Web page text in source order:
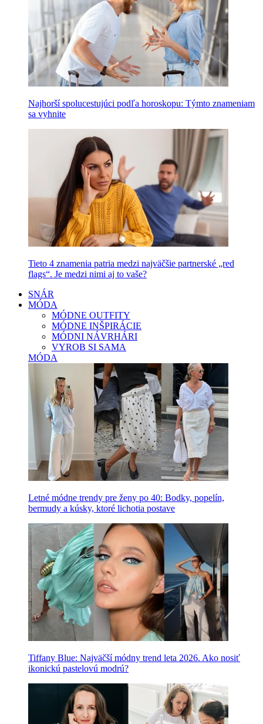
Najhorší spolucestujúci podľa horoskopu: Týmto znameniam
sa vyhnite
Tieto 4 znamenia patria medzi najväčšie partnerské „red
flags“. Je medzi nimi aj to vaše?
SNÁR
MÓDA
MÓDNE OUTFITY
MÓDNE INŠPIRÁCIE
MÓDNI NÁVRHÁRI
VYROB SI SAMA
MÓDA
Letné módne trendy pre ženy po 40: Bodky, popelín,
bermudy a kúsky, ktoré lichotia postave
Tiffany Blue: Najväčší módny trend leta 2026. Ako nosiť
ikonickú pastelovú modrú?